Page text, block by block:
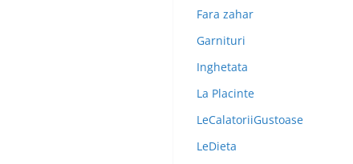
Fara zahar
Garnituri
Inghetata
La Placinte
LeCalatoriiGustoase
LeDieta